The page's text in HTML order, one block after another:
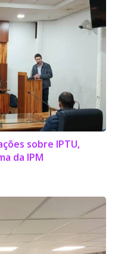
sobre IPTU,
da IPM